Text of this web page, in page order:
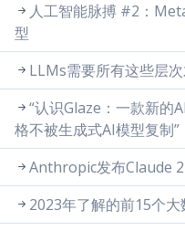
人工智能脉搏 #2：
型
LLMs需要所有这些层
“认识Glaze：一款新的
格不被生成式AI模型复制”
Anthropic发布Claude
2023年了解的前15个